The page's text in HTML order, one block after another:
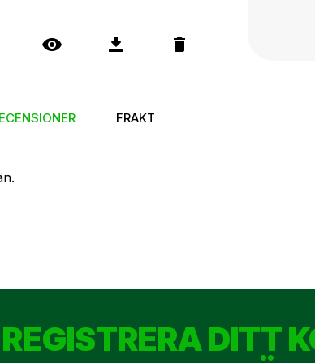
FRAKT
REGISTRERA DITT